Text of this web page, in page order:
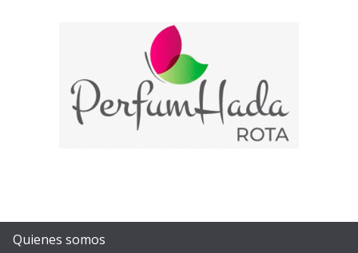
Quienes somos